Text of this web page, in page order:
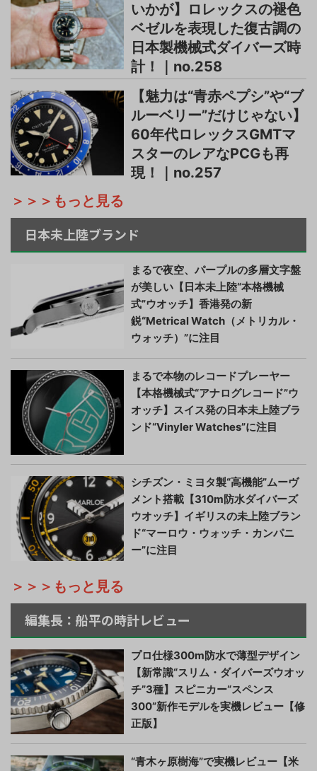
いかが】ロレックスの褪色
ベゼルを表現した復古調の
日本製機械式ダイバーズ時
計！｜no.258
【魅力は“青赤ペプシ”や“ブ
ルーベリー”だけじゃない】
60年代ロレックスGMTマ
スターのレアなPCGも再
現！｜no.257
＞＞＞もっと見る
日本未上陸ブランド
まるで夜空、パープルの多層文字盤
が美しい【日本未上陸“本格機械
式”ウオッチ】香港発の新
鋭“Metrical Watch（メトリカル・
ウォッチ）”に注目
まるで本物のレコードプレーヤー
【本格機械式“アナログレコード”ウ
オッチ】スイス発の日本未上陸ブラ
ンド“Vinyler Watches”に注目
シチズン・ミヨタ製“高機能”ムーヴ
メント搭載【310m防水ダイバーズ
ウオッチ】イギリスの未上陸ブラン
ド“マーロウ・ウォッチ・カンパニ
ー”に注目
＞＞＞もっと見る
編集長：船平の時計レビュー
プロ仕様300m防水で薄型デザイン
【新常識“スリム・ダイバーズウオッ
チ”3種】スピニカー“スペンス
300”新作モデルを実機レビュー【修
正版】
“青木ヶ原樹海”で実機レビュー【米